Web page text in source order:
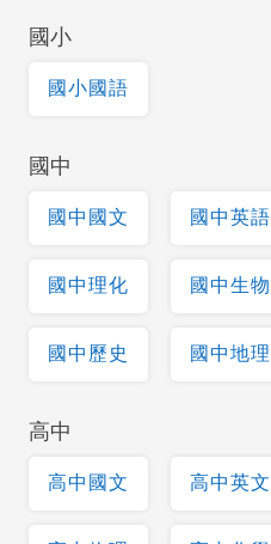
國小
國小國語
國中
國中國文 國中英語
國中理化 國中生物
國中歷史 國中地理
高中
高中國文 高中英文